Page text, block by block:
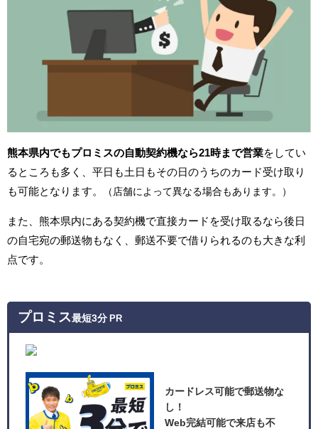
熊本県内でもプロミスの自動契約機なら21時まで営業をしてい
るところも多く、平日も土日もその日のうちのカード受け取り
も可能となります。
（店舗によって異なる場合もあります。）
また、熊本県内にある契約機で直接カードを受け取るなら後日
の自宅宛の郵送物もなく、郵送不要で借りられるのも大きな利
点です。
プロミス最短3分 PR
カードレス可能で郵送物な
し！
Web完結可能で来店も不